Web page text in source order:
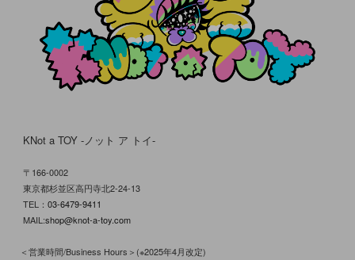
KNot a TOY -ノット ア トイ-
〒166-0002
東京都杉並区高円寺北2-24-13
TEL： 03-6479-9411
MAIL:shop@knot-a-toy.com
＜営業時間/Business Hours＞(※2025年4月改定)